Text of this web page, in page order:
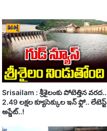
Srisailam : శ్రీశైలంకు పోటెత్తిన వరద..
2.49 లక్షల క్యూసెక్కుల ఇన్ ఫ్లో.. లేటెస్ట్
అప్డేట్..!